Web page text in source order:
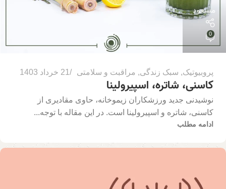
مسعود
0
پروبیوتیک, سبک زندگی, مراقبت و سلامتی 21 خرداد 1403
کاسنی، شاتره، اسپیرولینا
نوشیدنی جدید ورزشکاران زیموخانه، حاوی مقادیری از
کاسنی، شاتره و اسپیرولینا است. در این مقاله با توجه...
ادامه مطلب